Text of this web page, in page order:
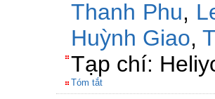
Thanh Phu,
Huỳnh Giao,
Tạp chí:
Tóm tắt